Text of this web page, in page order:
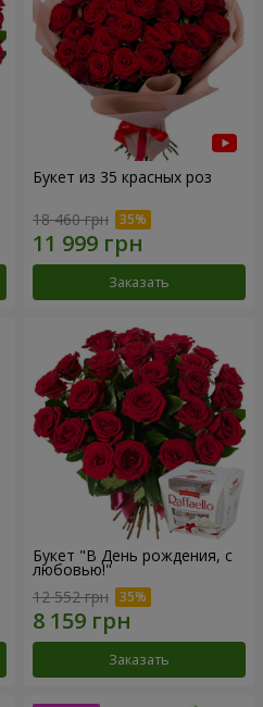
Букет из 35 красных роз
18 460 грн
Заказать
Букет "В День рождения, с
любовью!"
12 552 грн
Заказать